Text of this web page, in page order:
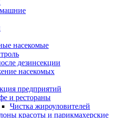
насекомые
дезинсекции
насекомых
предприятий
и рестораны
Чистка жироуловителей
красоты и парикмахерские